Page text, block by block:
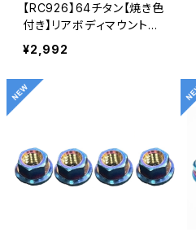
【RC926】64チタン【焼き色
付き】リアボディマウント
RDX用 KN-RDX04
¥2,992